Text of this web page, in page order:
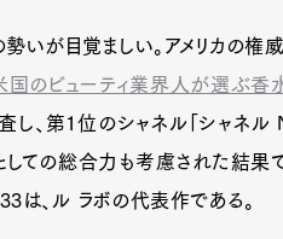
いが目覚ましい。アメリカの権
国のビューティ業界人が選ぶ香
し、第1位のシャネル「シャネ
しての総合力も考慮された結果
は、ル ラボの代表作である。